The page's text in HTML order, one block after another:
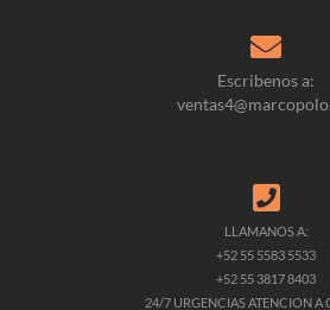
Escribenos a:
LLAMANOS A:
+52 55 5583 5533
+52 55 3817 8403
24/7 URGENCIAS ATENCION A